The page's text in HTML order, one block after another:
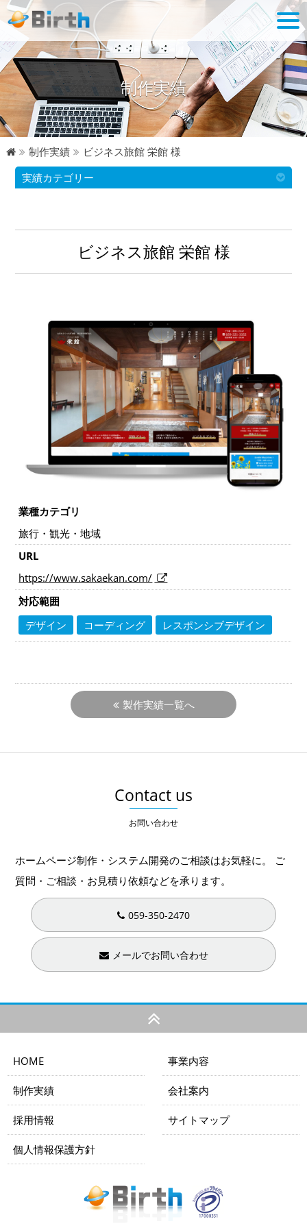
制作実績
制作実績
ビジネス旅館 栄館 様
実績カテゴリー
ビジネス旅館 栄館 様
業種カテゴリ
旅行・観光・地域
URL
https://www.sakaekan.com/
対応範囲
デザイン
コーディング レスポンシブデザイン
製作実績一覧へ
Contact us
お問い合わせ
ホームページ制作・システム開発のご相談はお気軽に。
ご
質問・ご相談・お見積り依頼などを承ります。
059-350-2470
メールでお問い合わせ
HOME 事業内容
制作実績 会社案内
採用情報 サイトマップ
個人情報保護方針